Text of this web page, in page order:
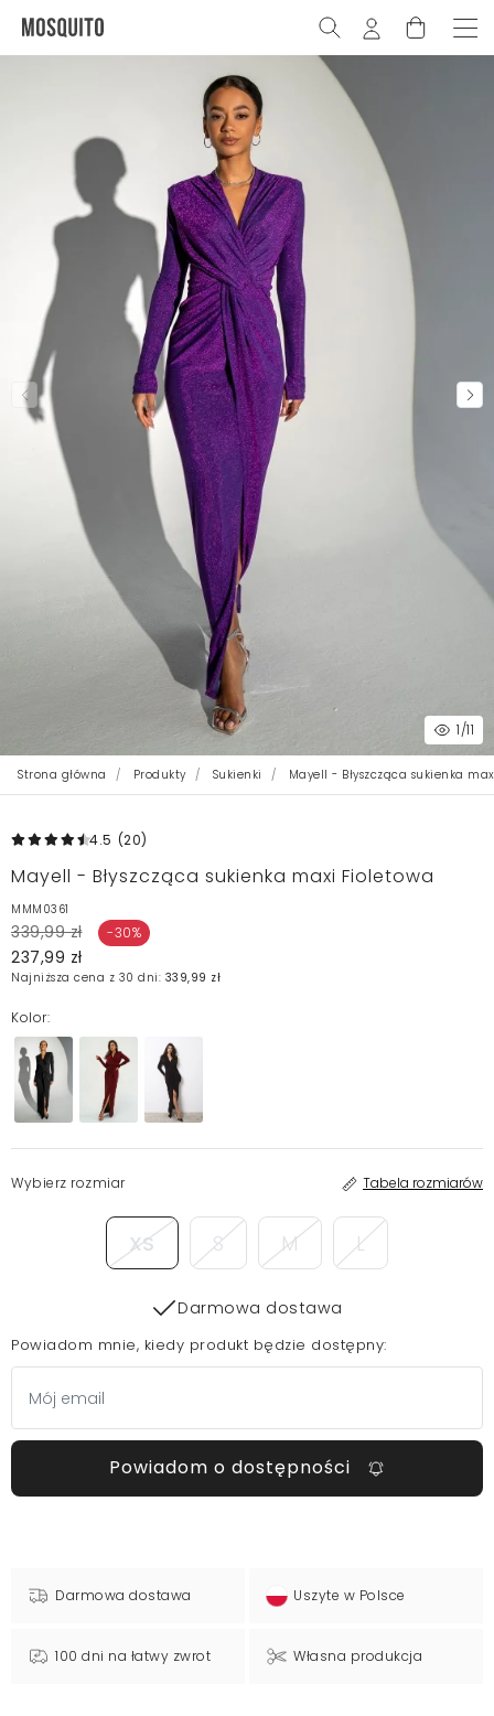
1/11
Strona główna Produkty Sukienki Mayell - Błyszcząca sukienka
4.5 (20)
Mayell - Błyszcząca sukienka maxi Fioletowa
MMM0361
339,99 zł -30%
237,99 zł
Najniższa cena z 30 dni: 339,99 zł
Kolor:
Wybierz rozmiar Tabela rozmiarów
XS S M L
Darmowa dostawa
Powiadom mnie, kiedy produkt będzie dostępny:
Powiadom o dostępności
Darmowa dostawa Uszyte w Polsce
100 dni na łatwy zwrot Własna produkcja